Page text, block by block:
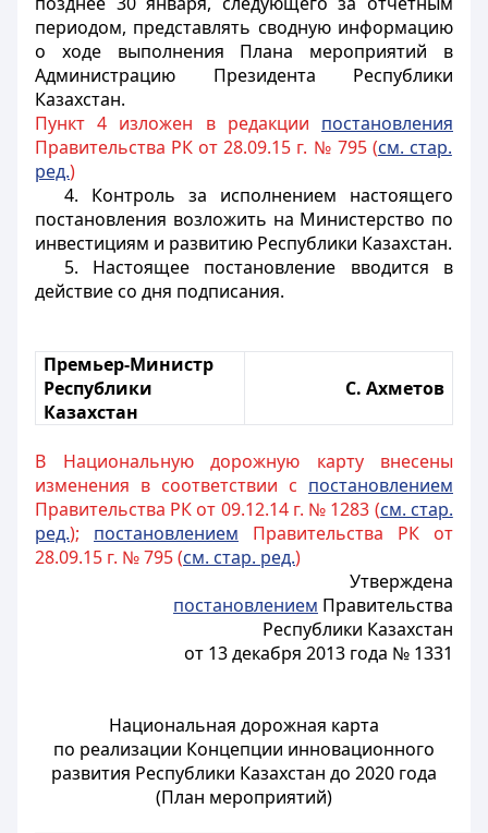
периодом, представлять сводную информацию
о ходе выполнения Плана мероприятий в
Администрацию Президента Республики
Казахстан.
Пункт 4 изложен в редакции постановления
Правительства РК от 28.09.15 г. № 795 (см. стар.
ред.)
4. Контроль за исполнением настоящего
постановления возложить на Министерство по
инвестициям и развитию Республики Казахстан.
5. Настоящее постановление вводится в
действие со дня подписания.
Премьер-Министр
Республики
Казахстан
С. Ахметов
В Национальную дорожную карту внесены
изменения в соответствии с постановлением
Правительства РК от 09.12.14 г. № 1283 (см. стар.
ред.); постановлением Правительства РК от
28.09.15 г. № 795 (см. стар. ред.)
Утверждена
постановлением Правительства
Республики Казахстан
от 13 декабря 2013 года № 1331
Национальная дорожная карта
по реализации Концепции инновационного
развития Республики Казахстан до 2020 года
(План мероприятий)